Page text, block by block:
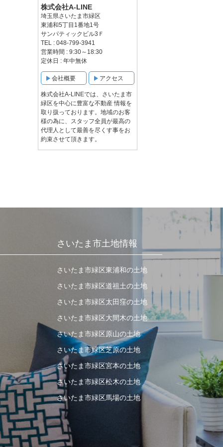
株式会社A-LINE
埼玉県さいたま市緑区
東浦和5丁目1番地1号
サンパティックビル3Ｆ
TEL : 048-799-3941
営業時間 : 9:30～18:30
定休日 : 年中無休
会社概要 アクセス
株式会社A-LINEでは、さいたま市
緑区を中心に豊富な不動産 情報を
取り扱っております。地域のお客
様の為に、スタッフ全員が最高の
代理人として最善を尽くす事をお
約束させて頂きます。
さいたま市土地情報
さいたま市緑区東浦和の土地
さいたま市緑区道祖土の土地
さいたま市緑区太田窪の土地
さいたま市緑区大間木の土地
さいたま市緑区原山の土地
さいたま市緑区芝原の土地
さいたま市緑区宮本の土地
さいたま市緑区松木の土地
さいたま市緑区馬場の土地